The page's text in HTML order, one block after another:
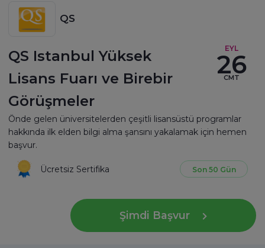
QS
QS Istanbul Yüksek
Lisans Fuarı ve Birebir
Görüşmeler
EYL
26
CMT
Önde gelen üniversitelerden çeşitli lisansüstü programlar
hakkında ilk elden bilgi alma şansını yakalamak için hemen
başvur.
Ücretsiz Sertifika Son 50 Gün
Şimdi Başvur